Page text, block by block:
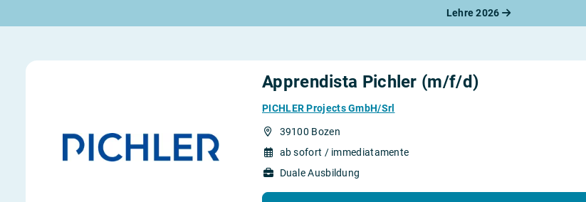
Lehre 2026
Rund um die LehreRund um Berufe
Apprendista Pichler (m/f/d)
PICHLER Projects GmbH/Srl
39100 Bozen
ab sofort / immediatamente
Duale Ausbildung